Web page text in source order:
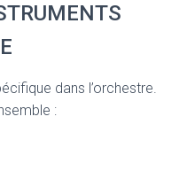
dans l’orchestre.
: